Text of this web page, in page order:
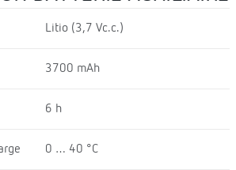
Litio (3,7 Vc.c.)
3700 mAh
6 h
0 … 40 °C